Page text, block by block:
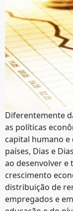
Diferentemente
as políticas
capital humano
países, Dias e
ao desenvolver
crescimento
distribuição de
empregados e